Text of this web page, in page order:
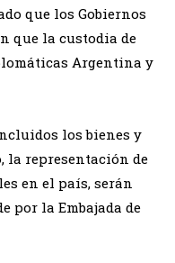
que los Gobiernos
que la custodia de
Argentina y
los bienes y
la representación de
en el país, serán
por la Embajada de